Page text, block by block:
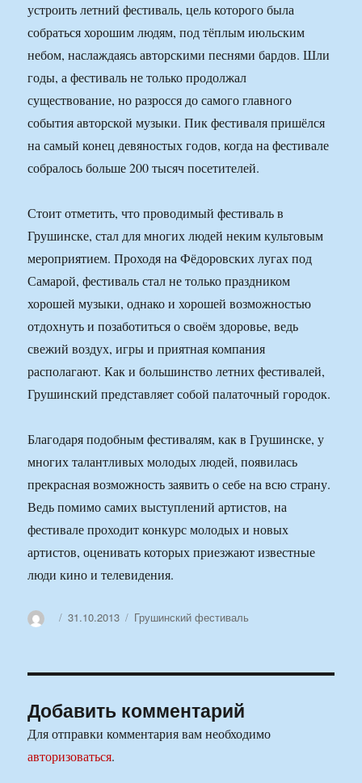
устроить летний фестиваль, цель которого была
собраться хорошим людям, под тёплым июльским
небом, наслаждаясь авторскими песнями бардов. Шли
годы, а фестиваль не только продолжал
существование, но разросся до самого главного
события авторской музыки. Пик фестиваля пришёлся
на самый конец девяностых годов, когда на фестивале
собралось больше 200 тысяч посетителей.
Стоит отметить, что проводимый фестиваль в
Грушинске, стал для многих людей неким культовым
мероприятием. Проходя на Фёдоровских лугах под
Самарой, фестиваль стал не только праздником
хорошей музыки, однако и хорошей возможностью
отдохнуть и позаботиться о своём здоровье, ведь
свежий воздух, игры и приятная компания
располагают. Как и большинство летних фестивалей,
Грушинский представляет собой палаточный городок.
Благодаря подобным фестивалям, как в Грушинске, у
многих талантливых молодых людей, появилась
прекрасная возможность заявить о себе на всю страну.
Ведь помимо самих выступлений артистов, на
фестивале проходит конкурс молодых и новых
артистов, оценивать которых приезжают известные
люди кино и телевидения.
АвторОпубликовано
31.10.2013 Рубрики
Грушинский фестиваль
Добавить комментарий
Для отправки комментария вам необходимо
авторизоваться.